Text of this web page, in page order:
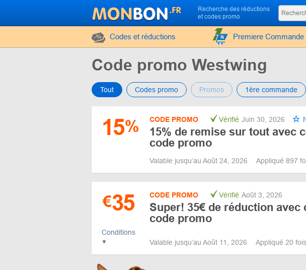
Recherche des réductions
et codes promo
Codes et réductions Premiere Commande
Code promo Westwing
Tout Codes promo Promos 1ère commande
15% CODE PROMO Vérifié Juin 30, 2026
15% de remise sur tout avec
code promo
Valable jusqu’au Août 24, 2026 Appliqué 897
€35
Conditions
CODE PROMO Vérifié Août 3, 2026
Super! 35€ de réduction avec
code promo
Valable jusqu’au Août 11, 2026 Appliqué 20 fois